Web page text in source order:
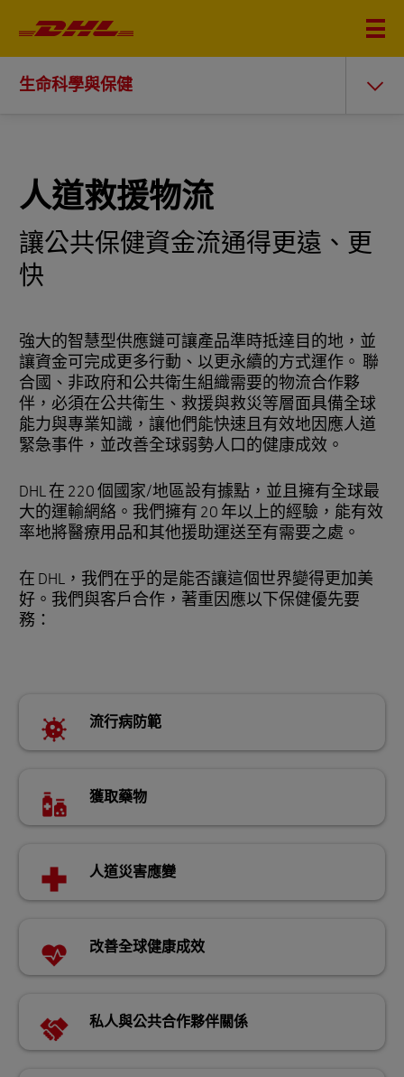
生命科學與保健
人道救援物流
讓公共保健資金流通得更遠、更
快
強大的智慧型供應鏈可讓產品準時抵達目的地，並
讓資金可完成更多行動、以更永續的方式運作。 聯
合國、非政府和公共衛生組織需要的物流合作夥
伴，必須在公共衛生、救援與救災等層面具備全球
能力與專業知識，讓他們能快速且有效地因應人道
緊急事件，並改善全球弱勢人口的健康成效。
DHL 在 220 個國家/地區設有據點，並且擁有全球最
大的運輸網絡。我們擁有 20 年以上的經驗，能有效
率地將醫療用品和其他援助運送至有需要之處。
在 DHL，我們在乎的是能否讓這個世界變得更加美
好。我們與客戶合作，著重因應以下保健優先要
務：
流行病防範
獲取藥物
人道災害應變
改善全球健康成效
私人與公共合作夥伴關係